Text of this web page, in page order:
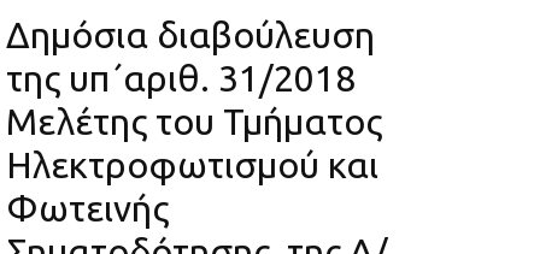
Δημόσια διαβούλευση
της υπ΄αριθ. 31/2018
Μελέτης του Τμήματος
Ηλεκτροφωτισμού και
Φωτεινής